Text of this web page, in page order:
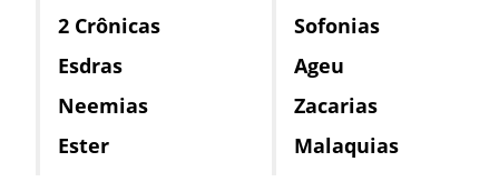
2 Crônicas
Esdras
Neemias
Ester
Sofonias
Ageu
Zacarias
Malaquias